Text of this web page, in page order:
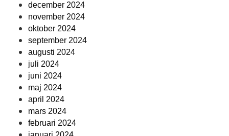
december 2024
november 2024
oktober 2024
september 2024
augusti 2024
juli 2024
juni 2024
maj 2024
april 2024
mars 2024
februari 2024